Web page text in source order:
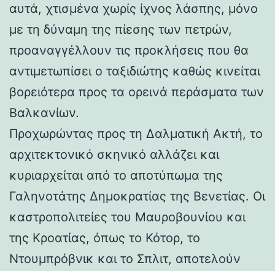
αυτά, χτισμένα χωρίς ίχνος λάσπης, μόνο
με τη δύναμη της πίεσης των πετρών,
προαναγγέλλουν τις προκλήσεις που θα
αντιμετωπίσει ο ταξιδιώτης καθώς κινείται
βορειότερα προς τα ορεινά περάσματα των
Βαλκανίων.
Προχωρώντας προς τη Δαλματική Ακτή, το
αρχιτεκτονικό σκηνικό αλλάζει και
κυριαρχείται από το αποτύπωμα της
Γαληνοτάτης Δημοκρατίας της Βενετίας. Οι
καστροπολιτείες του Μαυροβουνίου και
της Κροατίας, όπως το Κότορ, το
Ντουμπρόβνικ και το Σπλιτ, αποτελούν